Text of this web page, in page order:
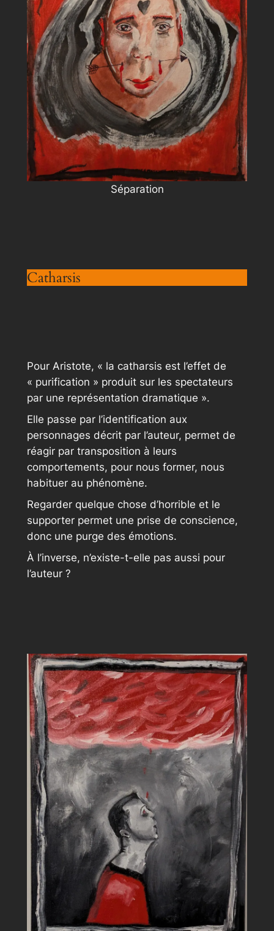
Séparation
Catharsis
Pour Aristote, « la catharsis est l’effet de
« purification » produit sur les spectateurs
par une représentation dramatique ».
Elle passe par l’identification aux
personnages décrit par l’auteur, permet de
réagir par transposition à leurs
comportements, pour nous former, nous
habituer au phénomène.
Regarder quelque chose d’horrible et le
supporter permet une prise de conscience,
donc une purge des émotions.
À l’inverse, n’existe-t-elle pas aussi pour
l’auteur ?